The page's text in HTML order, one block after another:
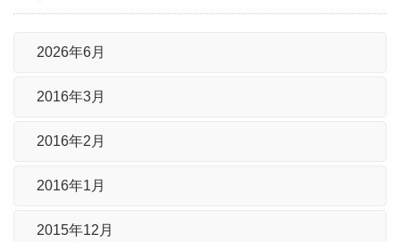
2026年6月
2016年3月
2016年2月
2016年1月
2015年12月